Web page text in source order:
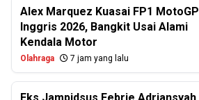
Alex Marquez Kuasai FP1 MotoGP
Inggris 2026, Bangkit Usai Alami
Kendala Motor
Olahraga 7 jam yang lalu